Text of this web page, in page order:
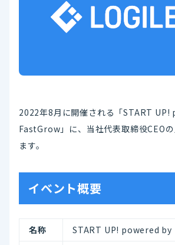
2022年8月に開催される「START
FastGrow」に、当社代表取締役CEO
ます。
イベント概要
名称 START UP! powered by